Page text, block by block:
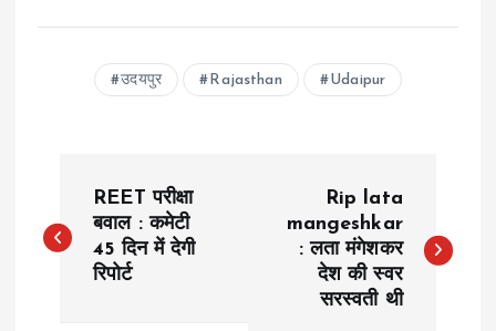
उदयपुर Rajasthan Udaipur
o
REET परीक्षा
बवाल : कमेटी
45 दिन में देगी
रिपोर्ट
Rip lata
mangeshkar
: लता मंगेशकर
देश की स्वर
सरस्वती थी